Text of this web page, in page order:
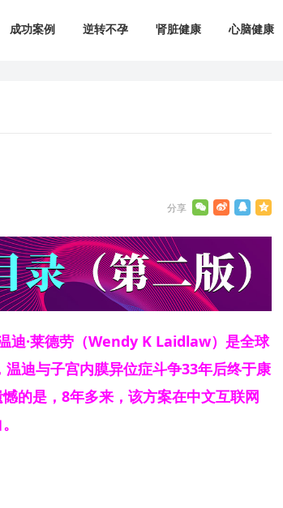
成功案例 逆转不孕 肾脏健康 心脑健康
迪·莱德劳（Wendy K Laidlaw）是全球
迪与子宫内膜异位症斗争33年后终于康
的是，8年多来，该方案在中文互联网